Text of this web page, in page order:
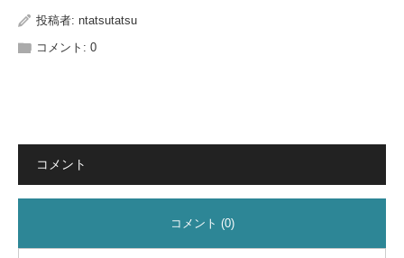
投稿者: ntatsutatsu
コメント: 0
コメント
コメント (0)